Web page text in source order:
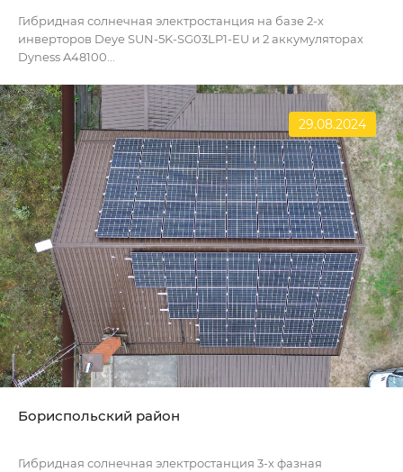
Гибридная солнечная электростанция на базе 2-х
инверторов Deye SUN-5K-SG03LP1-EU и 2 аккумуляторах
Dyness A48100...
29.08.2024
Бориспольский район
Гибридная солнечная электростанция 3-х фазная